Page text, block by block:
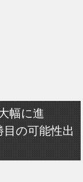
幅に進
の可能性出